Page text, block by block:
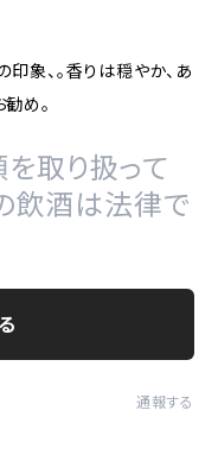
象、。香りは穏やか、あ
め。
取り扱って
飲酒は法律で
通報する